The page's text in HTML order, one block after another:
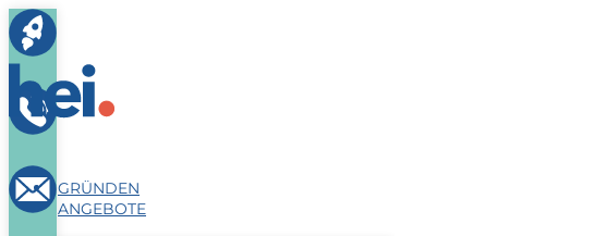
GRÜNDEN
ANGEBOTE